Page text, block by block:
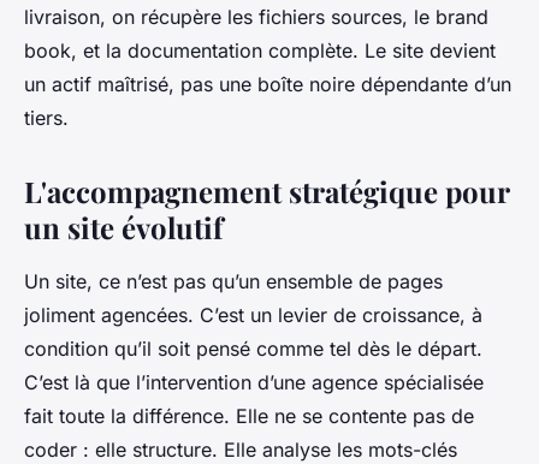
livraison, on récupère les fichiers sources, le brand
book, et la documentation complète. Le site devient
un actif maîtrisé, pas une boîte noire dépendante d’un
tiers.
L'accompagnement stratégique pour
un site évolutif
Un site, ce n’est pas qu’un ensemble de pages
joliment agencées. C’est un levier de croissance, à
condition qu’il soit pensé comme tel dès le départ.
C’est là que l’intervention d’une agence spécialisée
fait toute la différence. Elle ne se contente pas de
coder : elle structure. Elle analyse les mots-clés